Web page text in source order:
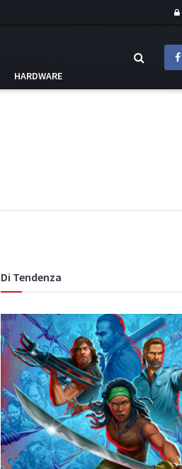
HARDWARE
Di Tendenza